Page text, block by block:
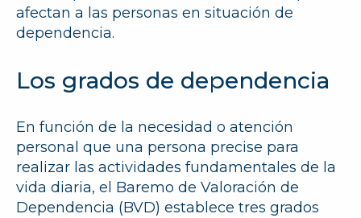
afectan a las personas en situación de
dependencia.
Los grados de dependencia
En función de la necesidad o atención
personal que una persona precise para
realizar las actividades fundamentales de la
vida diaria, el Baremo de Valoración de
Dependencia (BVD) establece tres grados